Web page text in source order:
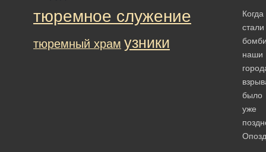
Когда
стали
наши
было
уже
тюремное служение
тюремный храм узники